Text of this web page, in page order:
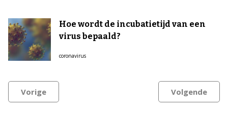
Hoe wordt de incubatietijd van een
virus bepaald?
coronavirus
Vorige Volgende